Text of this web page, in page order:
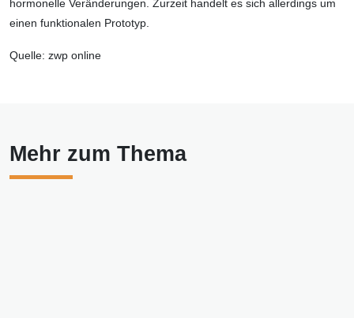
hormonelle Veränderungen. Zurzeit handelt es sich allerdings um
einen funktionalen Prototyp.
Quelle: zwp online
Mehr zum Thema